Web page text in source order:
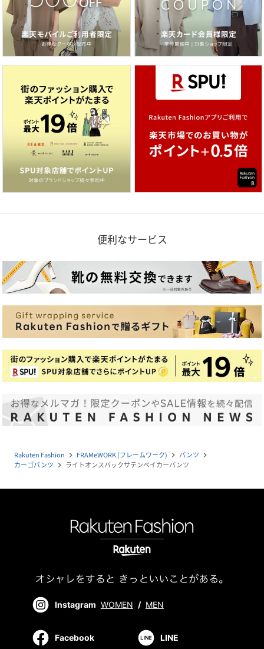
便利なサービス
Rakuten Fashion navigate_next FRAMeWORK (フレームワーク) navigate_next パンツ navigate_next
カーゴパンツ navigate_next ライトオンスバックサテンベイカーパンツ
Instagram WOMEN / MEN
Facebook LINE